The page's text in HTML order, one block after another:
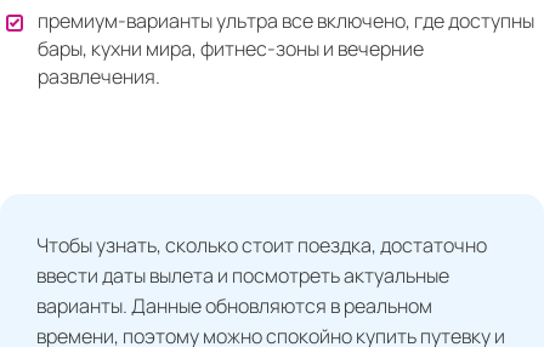
премиум-варианты ультра все включено, где доступны
бары, кухни мира, фитнес-зоны и вечерние
развлечения.
Чтобы узнать, сколько стоит поездка, достаточно
ввести даты вылета и посмотреть актуальные
варианты. Данные обновляются в реальном
времени, поэтому можно спокойно купить путевку и